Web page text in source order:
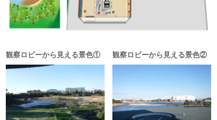
観察ロビーから見える景色① 観察ロビーから見える景色②